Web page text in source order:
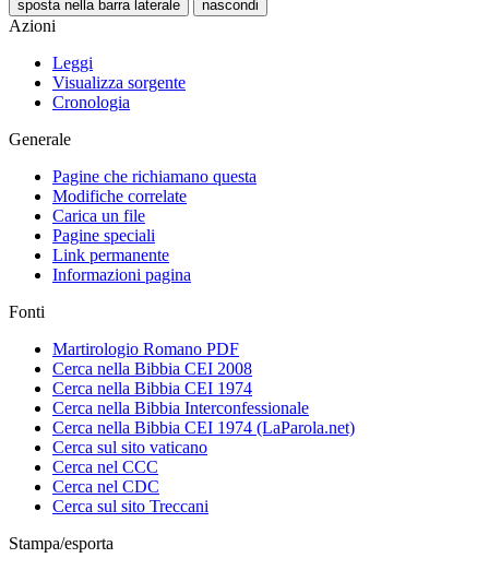
sposta nella barra laterale nascondi
Azioni
Leggi
Visualizza sorgente
Cronologia
Generale
Pagine che richiamano questa
Modifiche correlate
Carica un file
Pagine speciali
Link permanente
Informazioni pagina
Fonti
Martirologio Romano PDF
Cerca nella Bibbia CEI 2008
Cerca nella Bibbia CEI 1974
Cerca nella Bibbia Interconfessionale
Cerca nella Bibbia CEI 1974 (LaParola.net)
Cerca sul sito vaticano
Cerca nel CCC
Cerca nel CDC
Cerca sul sito Treccani
Stampa/esporta